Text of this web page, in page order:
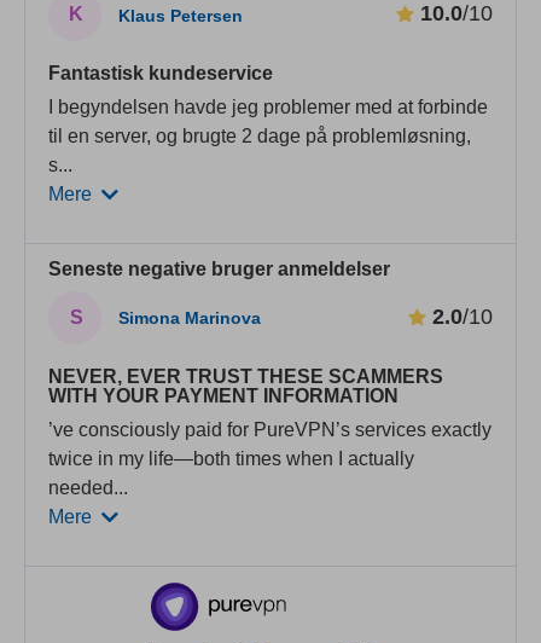
K Klaus Petersen 10.0/10
Fantastisk kundeservice
I begyndelsen havde jeg problemer med at forbinde
til en server, og brugte 2 dage på problemløsning,
s...
Mere
Seneste negative bruger anmeldelser
S Simona Marinova 2.0/10
NEVER, EVER TRUST THЕSE SCAMMERS
WITH YOUR PAYMENT INFORMATION
’ve consciously paid for PureVPN’s services exactly
twice in my life—both times when I actually
needed...
Mere